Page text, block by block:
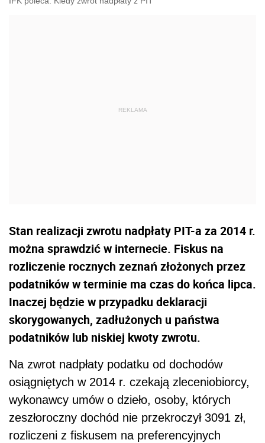
Stan realizacji zwrotu nadpłaty PIT-a za 2014 r.
można sprawdzić w internecie. Fiskus na
rozliczenie rocznych zeznań złożonych przez
podatników w terminie ma czas do końca lipca.
Inaczej będzie w przypadku deklaracji
skorygowanych, zadłużonych u państwa
podatników lub niskiej kwoty zwrotu.
Na zwrot nadpłaty podatku od dochodów
osiągniętych w 2014 r. czekają zleceniobiorcy,
wykonawcy umów o dzieło, osoby, których
zeszłoroczny dochód nie przekroczył 3091 zł,
rozliczeni z fiskusem na preferencyjnych